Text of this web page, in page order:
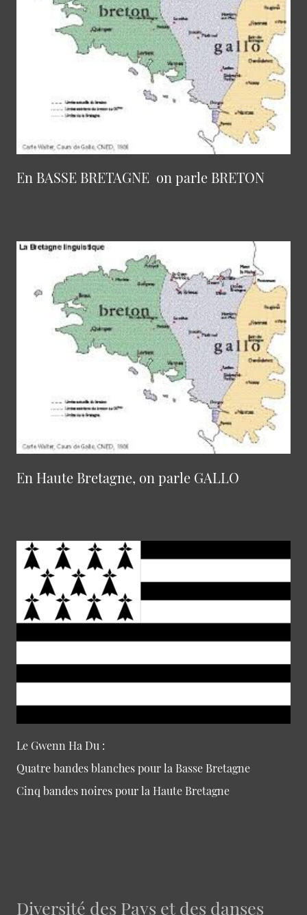
En BASSE BRETAGNE on parle BRETON
En Haute Bretagne, on parle GALLO
Le Gwenn Ha Du :
Quatre bandes blanches pour la Basse Bretagne
Cinq bandes noires pour la Haute Bretagne
Diversité des Pays et des danses